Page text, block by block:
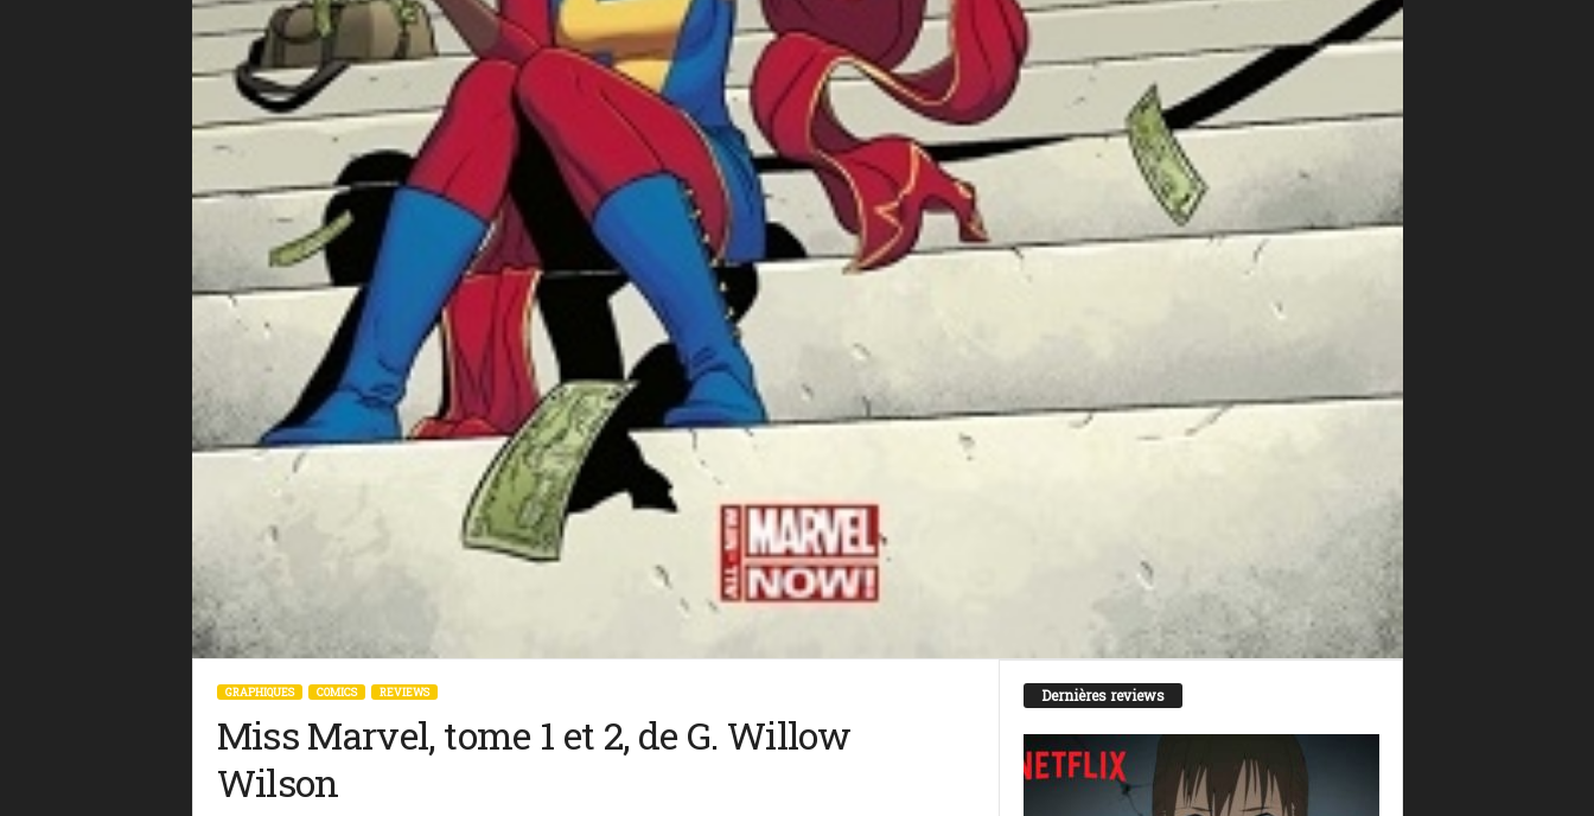
GRAPHIQUES COMICS REVIEWS
Miss Marvel, tome 1 et 2, de G. Willow
Wilson
Dernières reviews